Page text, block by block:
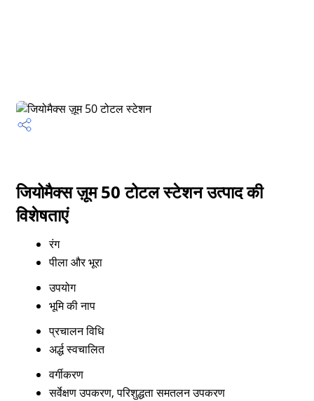
जियोमैक्स ज़ूम 50 टोटल स्टेशन उत्पाद की
विशेषताएं
रंग
पीला और भूरा
उपयोग
भूमि की नाप
प्रचालन विधि
अर्द्ध स्वचालित
वर्गीकरण
सर्वेक्षण उपकरण, परिशुद्धता समतलन उपकरण